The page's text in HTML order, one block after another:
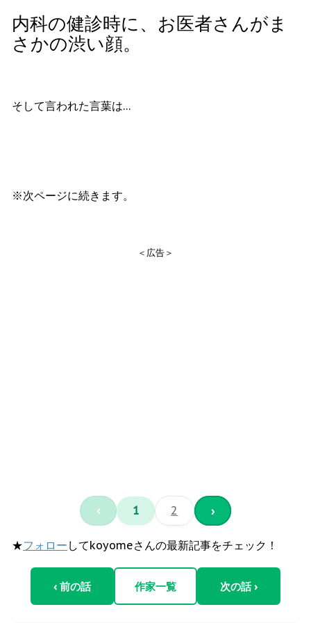
内科の健診時に、お医者さんがま
さかの渋い顔。
そして言われた言葉は…
※次ページに続きます。
＜広告＞
‹ 1 2 ›
★フォロー してkoyomeさんの最新記事をチェック！
‹ 前の話 作家一覧 次の話 ›